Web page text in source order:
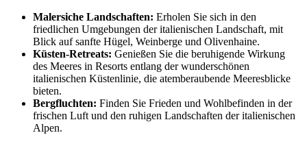
Malersiche Landschaften: Erholen Sie sich in den
friedlichen Umgebungen der italienischen Landschaft, mit
Blick auf sanfte Hügel, Weinberge und Olivenhaine.
Küsten-Retreats: Genießen Sie die beruhigende Wirkung
des Meeres in Resorts entlang der wunderschönen
italienischen Küstenlinie, die atemberaubende Meeresblicke
bieten.
Bergfluchten: Finden Sie Frieden und Wohlbefinden in der
frischen Luft und den ruhigen Landschaften der italienischen
Alpen.